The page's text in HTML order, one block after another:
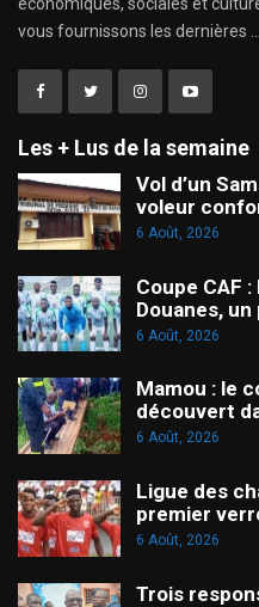
économiques, sociales et
vous fournissons les dernières ...
Les + Lus de la semaine
Vol d’un
voleur
6 Août, 2026
Coupe CAF :
Douanes,
6 Août, 2026
Mamou : le
découvert
6 Août, 2026
Ligue des
premier
6 Août, 2026
Trois